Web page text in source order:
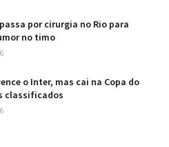
por cirurgia no Rio para
no timo
o Inter, mas cai na Copa do
classificados